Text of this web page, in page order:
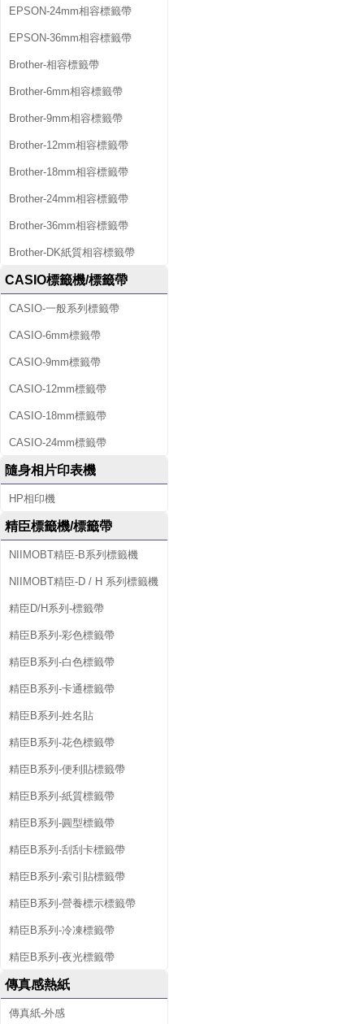
EPSON-24mm相容標籤帶
EPSON-36mm相容標籤帶
Brother-相容標籤帶
Brother-6mm相容標籤帶
Brother-9mm相容標籤帶
Brother-12mm相容標籤帶
Brother-18mm相容標籤帶
Brother-24mm相容標籤帶
Brother-36mm相容標籤帶
Brother-DK紙質相容標籤帶
CASIO標籤機/標籤帶
CASIO-一般系列標籤帶
CASIO-6mm標籤帶
CASIO-9mm標籤帶
CASIO-12mm標籤帶
CASIO-18mm標籤帶
CASIO-24mm標籤帶
隨身相片印表機
HP相印機
精臣標籤機/標籤帶
NIIMOBT精臣-B系列標籤機
NIIMOBT精臣-D / H 系列標籤機
精臣D/H系列-標籤帶
精臣B系列-彩色標籤帶
精臣B系列-白色標籤帶
精臣B系列-卡通標籤帶
精臣B系列-姓名貼
精臣B系列-花色標籤帶
精臣B系列-便利貼標籤帶
精臣B系列-紙質標籤帶
精臣B系列-圓型標籤帶
精臣B系列-刮刮卡標籤帶
精臣B系列-索引貼標籤帶
精臣B系列-營養標示標籤帶
精臣B系列-冷凍標籤帶
精臣B系列-夜光標籤帶
傳真感熱紙
傳真紙-外感